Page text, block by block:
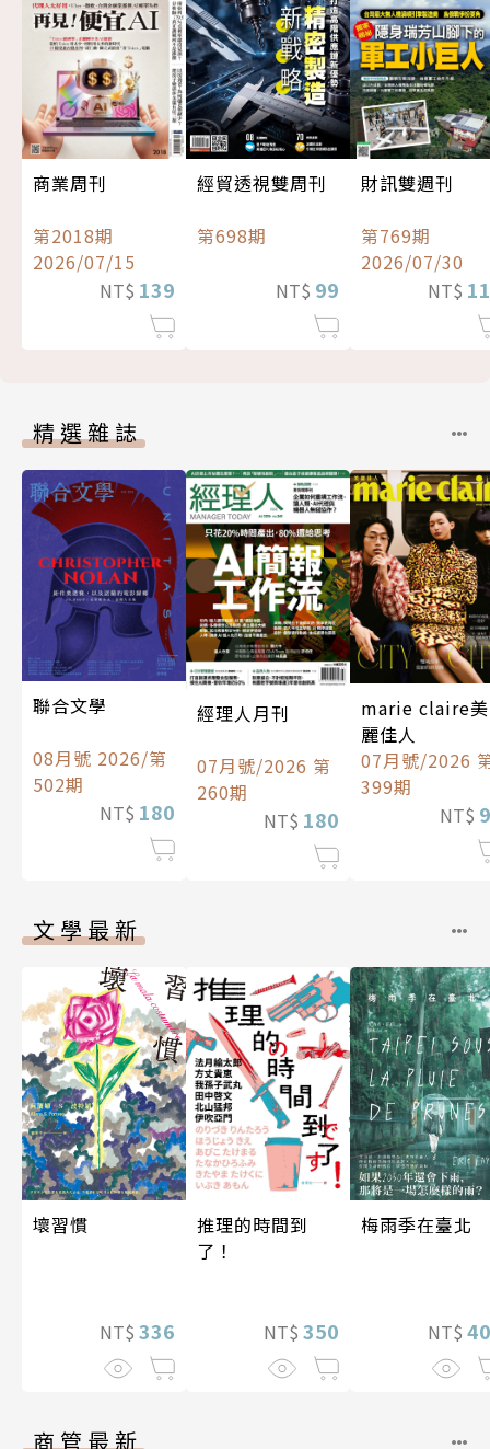
商業周刊
第2018期
2026/07/15
NT$ 139
經貿透視雙周刊
第698期
NT$ 99
財訊雙週刊
第769期
2026/07/30
NT$
精選雜誌
聯合文學
08月號 2026/第
502期
NT$ 180
經理人月刊
07月號/2026 第
260期
NT$ 180
marie claire美
麗佳人
07月號/2026
399期
NT$
文學最新
壞習慣
NT$ 336
推理的時間到
了！
NT$ 350
梅雨季在臺北
NT$
商管最新